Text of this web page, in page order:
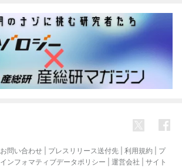
お問い合わせ プレスリリース送付先 利用規約
プ
インフォマティブデータポリシー 運営会社
サイト